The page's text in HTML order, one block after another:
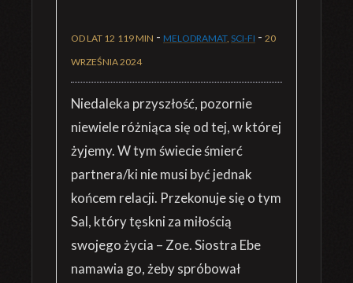
OD LAT 12 119 MIN - MELODRAMAT, SCI-FI - 20
WRZEŚNIA 2024
Niedaleka przyszłość, pozornie
niewiele różniąca się od tej, w której
żyjemy. W tym świecie śmierć
partnera/ki nie musi być jednak
końcem relacji. Przekonuje się o tym
Sal, który tęskni za miłością
swojego życia – Zoe. Siostra Ebe
namawia go, żeby spróbował